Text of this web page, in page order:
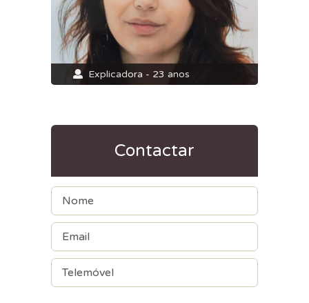
Explicadora - 23 anos
Contactar